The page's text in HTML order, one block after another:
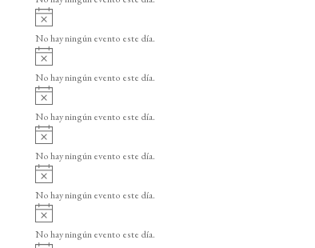
i
o
v
i
o
No hay ningún evento este día.
v
i
o
No hay ningún evento este día.
v
i
o
No hay ningún evento este día.
v
i
o
No hay ningún evento este día.
v
i
o
No hay ningún evento este día.
v
i
No hay ningún evento este día.